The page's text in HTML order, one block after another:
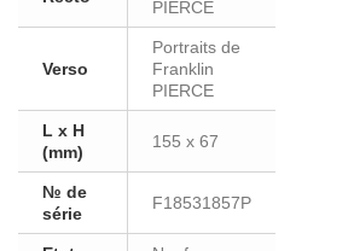
PIERCE
Verso
Portraits de
Franklin
PIERCE
L x H
(mm)
155 x 67
№ de
série
F18531857P